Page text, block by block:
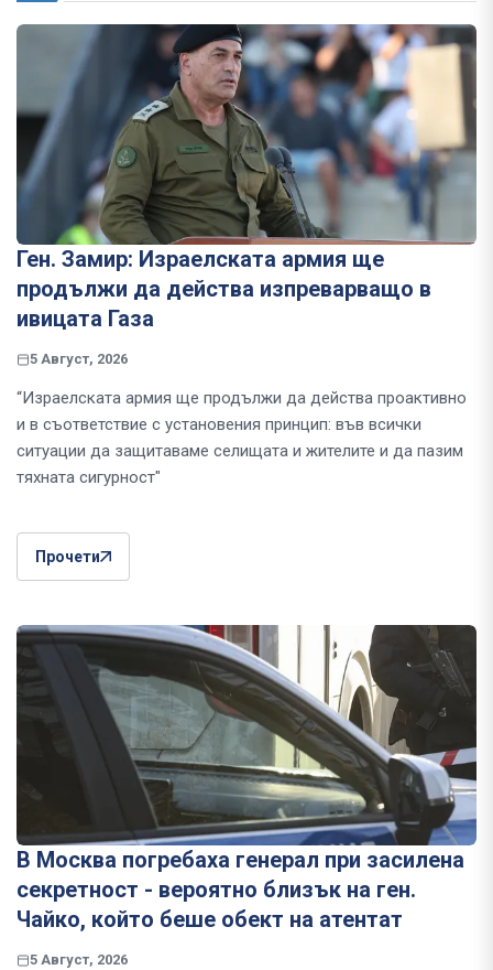
Ген. Замир: Израелската армия ще
продължи да действа изпреварващо в
ивицата Газа
5 Август, 2026
“Израелската армия ще продължи да действа проактивно
и в съответствие с установения принцип: във всички
ситуации да защитаваме селищата и жителите и да пазим
тяхната сигурност"
Прочети
В Москва погребаха генерал при засилена
секретност - вероятно близък на ген.
Чайко, който беше обект на атентат
5 Август, 2026